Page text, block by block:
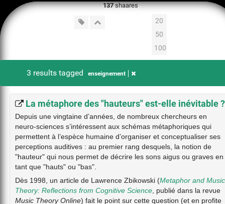
137shaares
20
50
100
3 results tagged enseignement
La métaphore des "hauteurs" est-elle inévitable ?
Depuis une vingtaine d’années, de nombreux chercheurs en
neuro-sciences s’intéressent aux schémas métaphoriques qui
permettent à l’espèce humaine d’organiser et conceptualiser ses
perceptions auditives : au premier rang desquels, la notion de
"hauteur" qui nous permet de décrire les sons aigus ou graves en
tant que "hauts" ou "bas".
Dès 1998, un article de Lawrence Zbikowski (Metaphor and Music
Theory: Reflections from Cognitive Science, publié dans la revue
Music Theory Online) fait le point sur cette question (et en profite